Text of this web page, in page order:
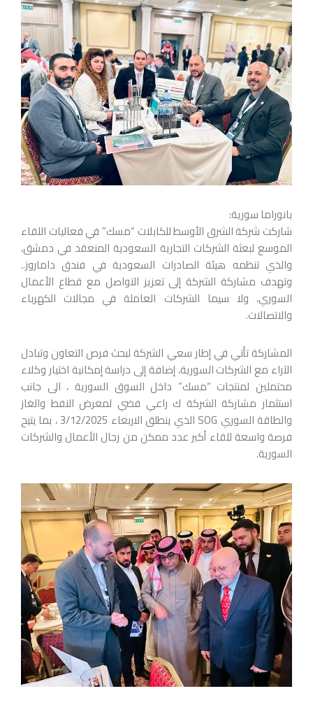
بانوراما سورية:
شاركت شركة الشرق الأوسط للكابلات “مسك” في فعاليات اللقاء
الموسع لبعثة الشركات التجارية السعودية المنعقد في دمشق،
والذي تنظمه هيئة الصادرات السعودية في فندق داماروز..
وتهدف مشاركة الشركة إلى تعزيز التواصل مع قطاع الأعمال
السوري، ولا سيما الشركات العاملة في مجالات الكهرباء
والاتصالات.
المشاركة تأتي في إطار سعي الشركة لبحث فرص التعاون وتبادل
الآراء مع الشركات السورية، إضافة إلى دراسة إمكانية اختيار وكلاء
محتملين لمنتجات “مسك” داخل السوق السورية ، الى جانب
استثمار مشاركة الشركة ك راعي فضي لمعرض النفط والغاز
والطاقة السوري SOG الذي ينطلق الاربعاء 3/12/2025 ، بما يتيح
فرصة واسعة للقاء أكبر عدد ممكن من رجال الأعمال والشركات
السورية.